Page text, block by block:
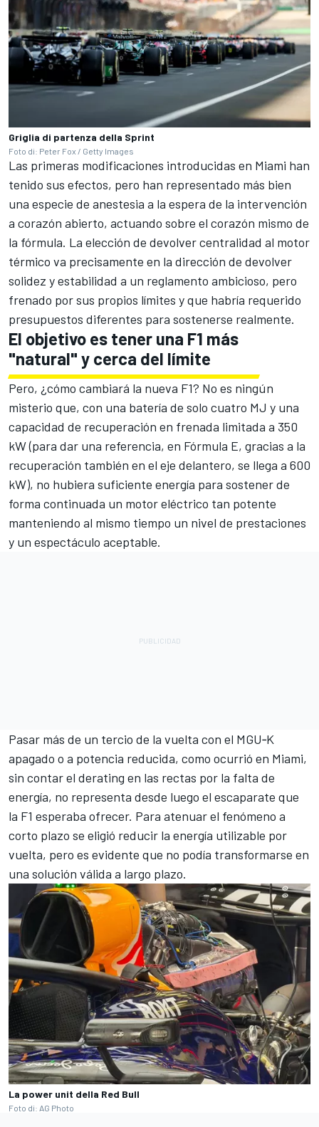
Griglia di partenza della Sprint
Foto di: Peter Fox / Getty Images
Las primeras modificaciones introducidas en Miami han
tenido sus efectos, pero han representado más bien
una especie de anestesia a la espera de la intervención
a corazón abierto, actuando sobre el corazón mismo de
la fórmula. La elección de devolver centralidad al motor
térmico va precisamente en la dirección de devolver
solidez y estabilidad a un reglamento ambicioso, pero
frenado por sus propios límites y que habría requerido
presupuestos diferentes para sostenerse realmente.
El objetivo es tener una F1 más
"natural" y cerca del límite
Pero, ¿cómo cambiará la nueva F1? No es ningún
misterio que, con una batería de solo cuatro MJ y una
capacidad de recuperación en frenada limitada a 350
kW (para dar una referencia, en Fórmula E, gracias a la
recuperación también en el eje delantero, se llega a 600
kW), no hubiera suficiente energía para sostener de
forma continuada un motor eléctrico tan potente
manteniendo al mismo tiempo un nivel de prestaciones
y un espectáculo aceptable.
Pasar más de un tercio de la vuelta con el MGU‑K
apagado o a potencia reducida, como ocurrió en Miami,
sin contar el derating en las rectas por la falta de
energía, no representa desde luego el escaparate que
la F1 esperaba ofrecer. Para atenuar el fenómeno a
corto plazo se eligió reducir la energía utilizable por
vuelta, pero es evidente que no podía transformarse en
una solución válida a largo plazo.
La power unit della Red Bull
Foto di: AG Photo